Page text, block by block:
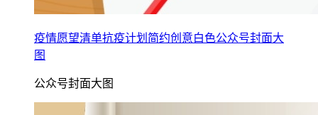
疫情愿望清单抗疫计划简约创意白色公众号封面大
图
公众号封面大图